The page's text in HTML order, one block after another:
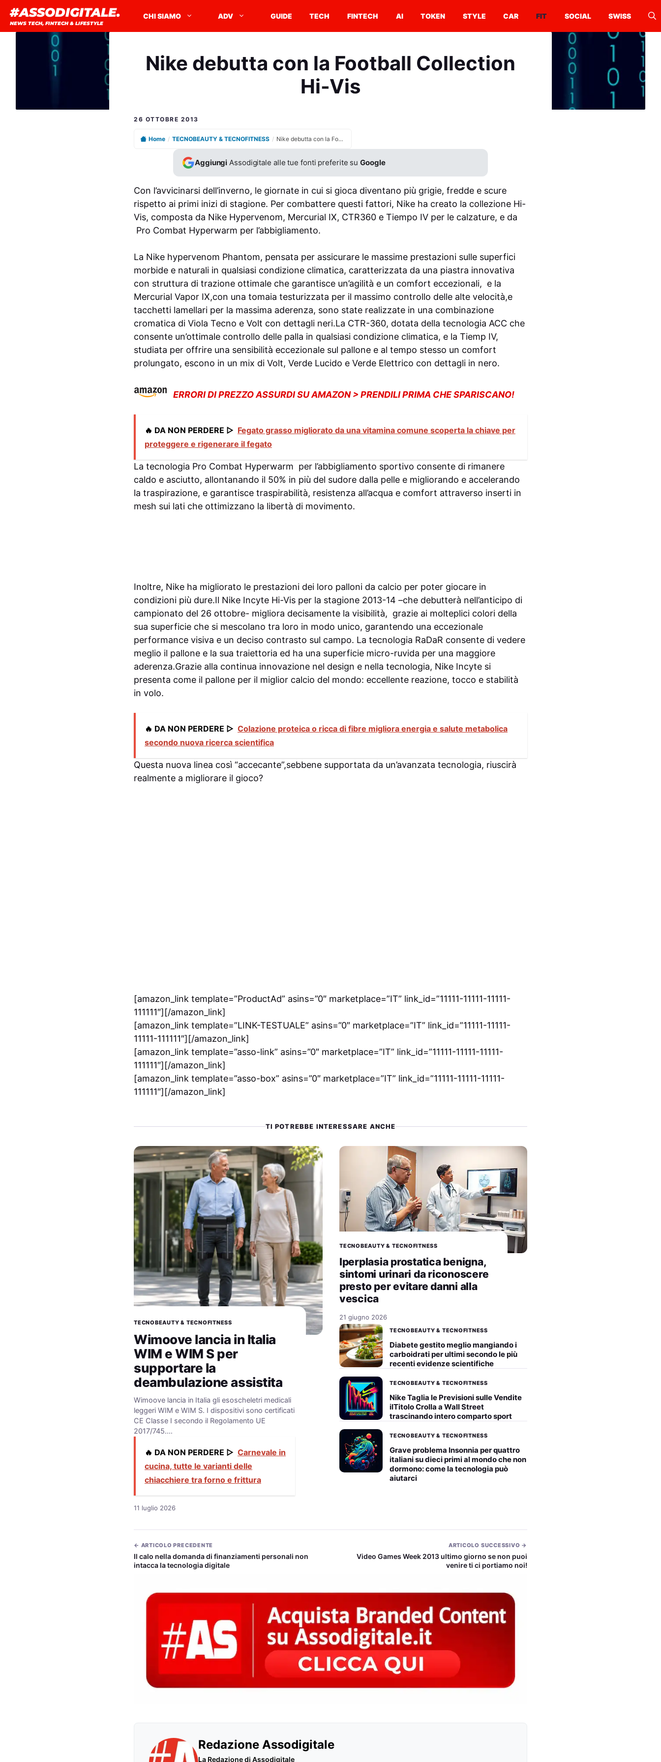
contenuto
#ASSODIGITALE.
NEWS TECH, FINTECH & LIFESTYLE
CHI SIAMO ADV GUIDE TECH FINTECH AI TOKEN STYLE CAR FIT SOCIAL SWISS
Nike debutta con la Football Collection
Hi-Vis
26 OTTOBRE 2013
Home / TECNOBEAUTY & TECNOFITNESS / Nike debutta con la Football Collection Hi-Vis
Aggiungi Assodigitale alle tue fonti preferite suGoogle
Con l’avvicinarsi dell’inverno, le giornate in cui si gioca diventano più grigie, fredde e scure
rispetto ai primi inizi di stagione. Per combattere questi fattori, Nike ha creato la collezione Hi-
Vis, composta da Nike Hypervenom, Mercurial IX, CTR360 e Tiempo IV per le calzature, e da
Pro Combat Hyperwarm per l’abbigliamento.
La Nike hypervenom Phantom, pensata per assicurare le massime prestazioni sulle superfici
morbide e naturali in qualsiasi condizione climatica, caratterizzata da una piastra innovativa
con struttura di trazione ottimale che garantisce un’agilità e un comfort eccezionali, e la
Mercurial Vapor IX,con una tomaia testurizzata per il massimo controllo delle alte velocità,e
tacchetti lamellari per la massima aderenza, sono state realizzate in una combinazione
cromatica di Viola Tecno e Volt con dettagli neri.La CTR-360, dotata della tecnologia ACC che
consente un’ottimale controllo delle palla in qualsiasi condizione climatica, e la Tiemp IV,
studiata per offrire una sensibilità eccezionale sul pallone e al tempo stesso un comfort
prolungato, escono in un mix di Volt, Verde Lucido e Verde Elettrico con dettagli in nero.
ERRORI DI PREZZO ASSURDI SU AMAZON > PRENDILI PRIMA CHE SPARISCANO!
🔥 DA NON PERDERE ▷ Fegato grasso migliorato da una vitamina comune scoperta la chiave per
proteggere e rigenerare il fegato
La tecnologia Pro Combat Hyperwarm per l’abbigliamento sportivo consente di rimanere
caldo e asciutto, allontanando il 50% in più del sudore dalla pelle e migliorando e accelerando
la traspirazione, e garantisce traspirabilità, resistenza all’acqua e comfort attraverso inserti in
mesh sui lati che ottimizzano la libertà di movimento.
Inoltre, Nike ha migliorato le prestazioni dei loro palloni da calcio per poter giocare in
condizioni più dure.Il Nike Incyte Hi-Vis per la stagione 2013-14 –che debutterà nell’anticipo di
campionato del 26 ottobre- migliora decisamente la visibilità, grazie ai molteplici colori della
sua superficie che si mescolano tra loro in modo unico, garantendo una eccezionale
performance visiva e un deciso contrasto sul campo. La tecnologia RaDaR consente di vedere
meglio il pallone e la sua traiettoria ed ha una superficie micro-ruvida per una maggiore
aderenza.Grazie alla continua innovazione nel design e nella tecnologia, Nike Incyte si
presenta come il pallone per il miglior calcio del mondo: eccellente reazione, tocco e stabilità
in volo.
🔥 DA NON PERDERE ▷ Colazione proteica o ricca di fibre migliora energia e salute metabolica
secondo nuova ricerca scientifica
Questa nuova linea così “accecante”,sebbene supportata da un’avanzata tecnologia, riuscirà
realmente a migliorare il gioco?
[amazon_link template=”ProductAd” asins=”0″ marketplace=”IT” link_id=”11111-11111-11111-
111111″][/amazon_link]
[amazon_link template=”LINK-TESTUALE” asins=”0″ marketplace=”IT” link_id=”11111-11111-
11111-111111″][/amazon_link]
[amazon_link template=”asso-link” asins=”0″ marketplace=”IT” link_id=”11111-11111-11111-
111111″][/amazon_link]
[amazon_link template=”asso-box” asins=”0″ marketplace=”IT” link_id=”11111-11111-11111-
111111″][/amazon_link]
TI POTREBBE INTERESSARE ANCHE
TECNOBEAUTY & TECNOFITNESS
Wimoove lancia in Italia
WIM e WIM S per
supportare la
deambulazione assistita
Wimoove lancia in Italia gli esoscheletri medicali
leggeri WIM e WIM S. I dispositivi sono certificati
CE Classe I secondo il Regolamento UE
2017/745.…
🔥 DA NON PERDERE ▷ Carnevale in
cucina, tutte le varianti delle
chiacchiere tra forno e frittura
11 luglio 2026
TECNOBEAUTY & TECNOFITNESS
Iperplasia prostatica benigna,
sintomi urinari da riconoscere
presto per evitare danni alla
vescica
21 giugno 2026
TECNOBEAUTY & TECNOFITNESS
Diabete gestito meglio mangiando i
carboidrati per ultimi secondo le più
recenti evidenze scientifiche
TECNOBEAUTY & TECNOFITNESS
Nike Taglia le Previsioni sulle Vendite
ilTitolo Crolla a Wall Street
trascinando intero comparto sport
TECNOBEAUTY & TECNOFITNESS
Grave problema Insonnia per quattro
italiani su dieci primi al mondo che non
dormono: come la tecnologia può
aiutarci
← ARTICOLO PRECEDENTE
Il calo nella domanda di finanziamenti personali non
intacca la tecnologia digitale
ARTICOLO SUCCESSIVO →
Video Games Week 2013 ultimo giorno se non puoi
venire ti ci portiamo noi!
Redazione Assodigitale
La Redazione di Assodigitale